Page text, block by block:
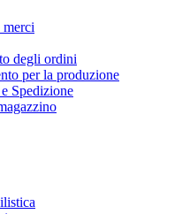
degli ordini
per la produzione
Spedizione